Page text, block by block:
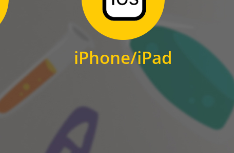
iPhone/iPad
Zum Download
für iPhone und iPad